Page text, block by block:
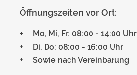
Öffnungszeiten vor Ort:
Mo, Mi, Fr: 08:00 - 14:00 Uhr
Di, Do: 08:00 - 16:00 Uhr
Sowie nach Vereinbarung